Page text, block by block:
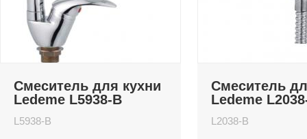
Смеситель для кухни
Ledeme L5938-B
L5938-B
Смеситель
Ledeme
L2038-B